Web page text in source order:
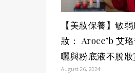
【美妝保養】敏
妝： Aroce’b 艾
曬與粉底液不脫妝
August 26, 2024